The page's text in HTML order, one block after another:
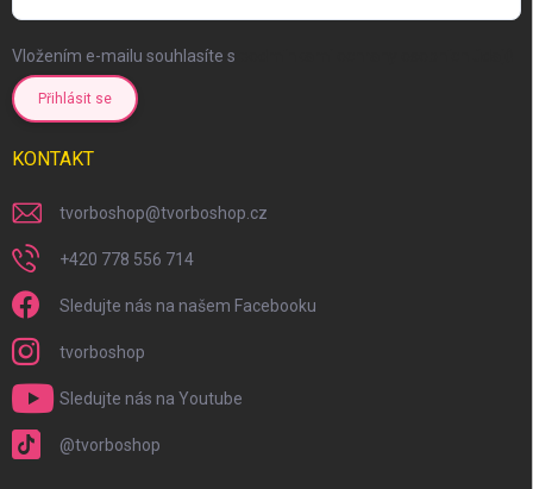
Vložením e-mailu souhlasíte s
Přihlásit se
KONTAKT
tvorboshop@tvorboshop.cz
+420 778 556 714
Sledujte nás na našem Facebooku
tvorboshop
Sledujte nás na Youtube
@tvorboshop